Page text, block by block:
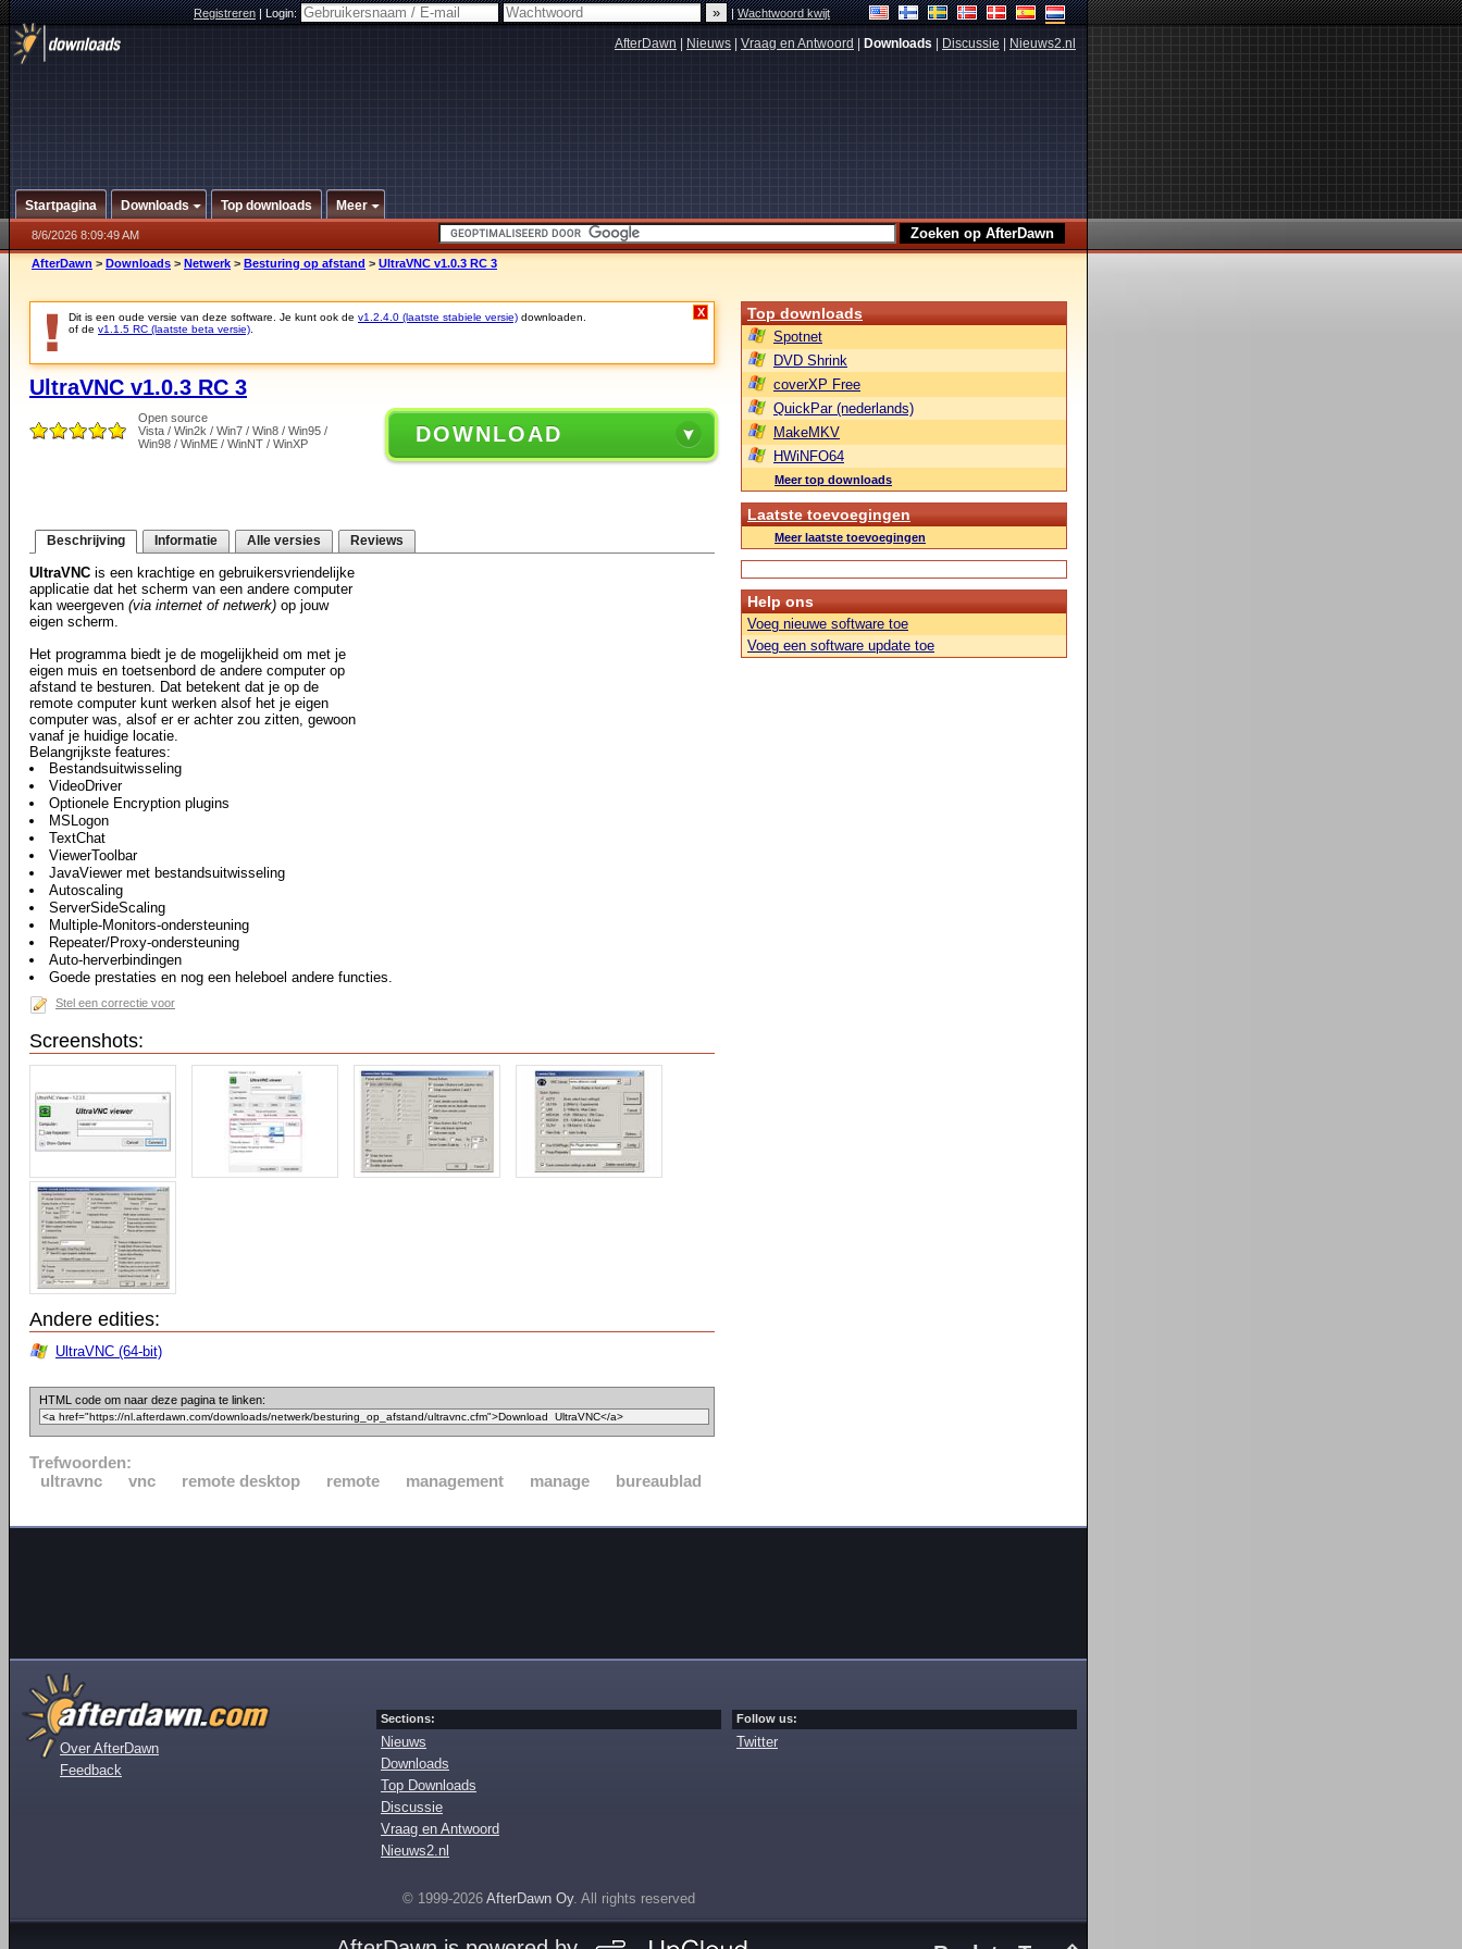
Registreren|Login: |Wachtwoord kwijt
AfterDawn Nieuws Vraag en Antwoord Downloads Discussie Nieuws2.nl
Startpagina Downloads Top downloads Meer
8/6/2026 8:09:49 AM
AfterDawn > Downloads > Netwerk > Besturing op afstand > UltraVNC v1.0.3 RC 3
Dit is een oude versie van deze software. Je kunt ook de v1.2.4.0 (laatste stabiele versie) downloaden.
of de v1.1.5 RC (laatste beta versie)
X
UltraVNC v1.0.3 RC 3
Open source
Vista / Win2k / Win7 / Win8 / Win95 /
Win98 / WinME / WinNT / WinXP
DOWNLOAD
Beschrijving Informatie Alle versies Reviews
UltraVNC is een krachtige en gebruikersvriendelijke
applicatie dat het scherm van een andere computer
kan weergeven (via internet of netwerk) op jouw
eigen scherm.
Het programma biedt je de mogelijkheid om met je
eigen muis en toetsenbord de andere computer op
afstand te besturen. Dat betekent dat je op de
remote computer kunt werken alsof het je eigen
computer was, alsof er er achter zou zitten, gewoon
vanaf je huidige locatie.
Belangrijkste features:
Bestandsuitwisseling
VideoDriver
Optionele Encryption plugins
MSLogon
TextChat
ViewerToolbar
JavaViewer met bestandsuitwisseling
Autoscaling
ServerSideScaling
Multiple-Monitors-ondersteuning
Repeater/Proxy-ondersteuning
Auto-herverbindingen
Goede prestaties en nog een heleboel andere functies.
Stel een correctie voor
Screenshots:
Andere edities:
UltraVNC (64-bit)
HTML code om naar deze pagina te linken:
Trefwoorden:
ultravnc
vnc remote desktop remote management manage bureaublad
Top downloads
Spotnet
DVD Shrink
coverXP Free
QuickPar (nederlands)
MakeMKV
HWiNFO64
Meer top downloads
Laatste toevoegingen
Meer laatste toevoegingen
Help ons
Voeg nieuwe software toe
Voeg een software update toe
Over AfterDawn
Feedback
Sections:
Nieuws
Downloads
Top Downloads
Discussie
Vraag en Antwoord
Nieuws2.nl
Follow us:
Twitter
© 1999-2026 AfterDawn Oy. All rights reserved